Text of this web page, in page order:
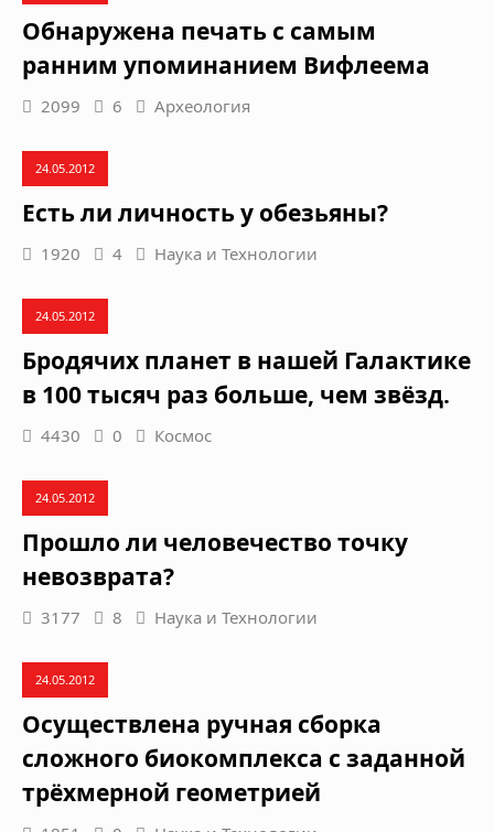
Обнаружена печать с самым
ранним упоминанием Вифлеема
2099 6 Археология
24.05.2012
Есть ли личность у обезьяны?
1920 4 Наука и Технологии
24.05.2012
Бродячих планет в нашей Галактике
в 100 тысяч раз больше, чем звёзд.
4430 0 Космос
24.05.2012
Прошло ли человечество точку
невозврата?
3177 8 Наука и Технологии
24.05.2012
Осуществлена ручная сборка
сложного биокомплекса с заданной
трёхмерной геометрией